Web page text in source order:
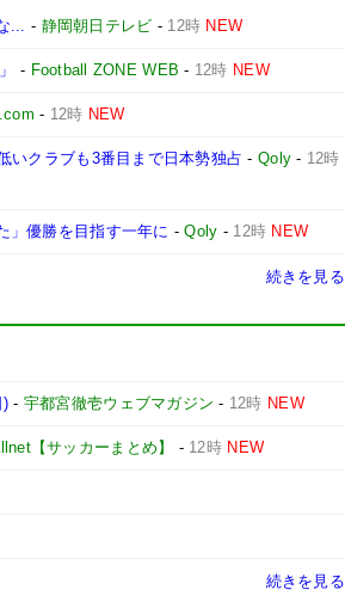
... - 静岡朝日テレビ - 12時 NEW
- Football ZONE WEB - 12時 NEW
- 12時 NEW
いクラブも3番目まで日本勢独占 -Qoly - 12時
」優勝を目指す一年に -Qoly - 12時 NEW
続きを見る
) - 宇都宮徹壱ウェブマガジン - 12時 NEW
【サッカーまとめ】 - 12時 NEW
続きを見る